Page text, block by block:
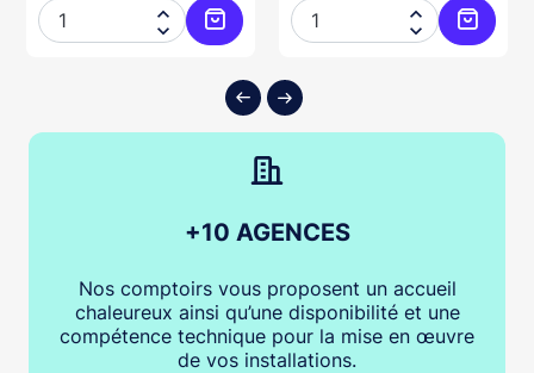
au panier


Ajouter au panier


+10 AGENCES
Nos comptoirs vous proposent un accueil
chaleureux ainsi qu’une disponibilité et une
compétence technique pour la mise en œuvre
de vos installations.